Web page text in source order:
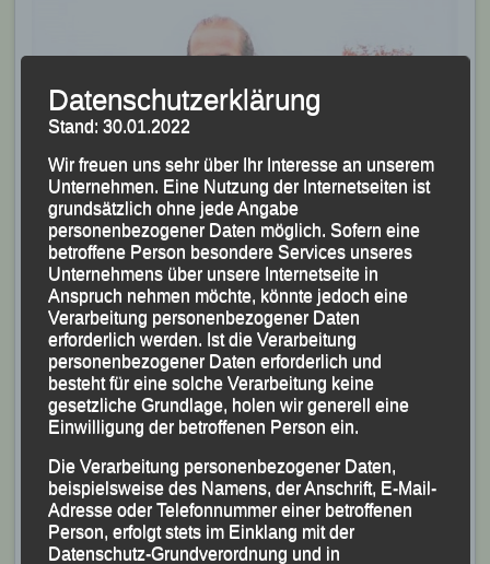
Datenschutzerklärung
Stand: 30.01.2022
Wir freuen uns sehr über Ihr Interesse an unserem
Unternehmen. Eine Nutzung der Internetseiten ist
grundsätzlich ohne jede Angabe
personenbezogener Daten möglich. Sofern eine
betroffene Person besondere Services unseres
Unternehmens über unsere Internetseite in
Anspruch nehmen möchte, könnte jedoch eine
Verarbeitung personenbezogener Daten
erforderlich werden. Ist die Verarbeitung
personenbezogener Daten erforderlich und
besteht für eine solche Verarbeitung keine
gesetzliche Grundlage, holen wir generell eine
Einwilligung der betroffenen Person ein.
Die Verarbeitung personenbezogener Daten,
beispielsweise des Namens, der Anschrift, E-Mail-
Adresse oder Telefonnummer einer betroffenen
Person, erfolgt stets im Einklang mit der
Datenschutz-Grundverordnung und in